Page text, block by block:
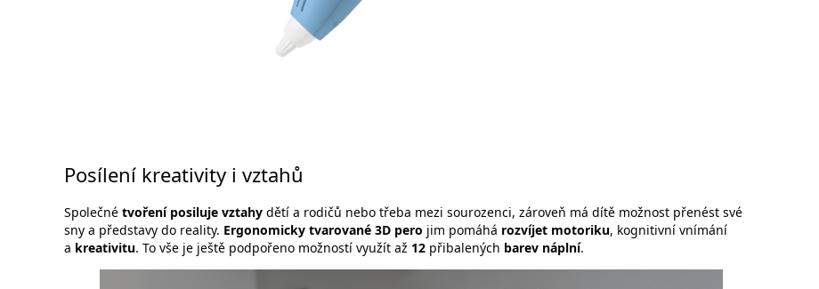
Posílení kreativity i vztahů
Společné tvoření posiluje vztahy dětí a rodičů nebo třeba mezi sourozenci, zároveň má dítě možnost přenést své
sny a představy do reality. Ergonomicky tvarované 3D pero jim pomáhá rozvíjet motoriku, kognitivní vnímání
a kreativitu. To vše je ještě podpořeno možností využít až 12 přibalených barev náplní.